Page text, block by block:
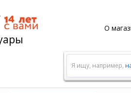
О
Я ищу, например,